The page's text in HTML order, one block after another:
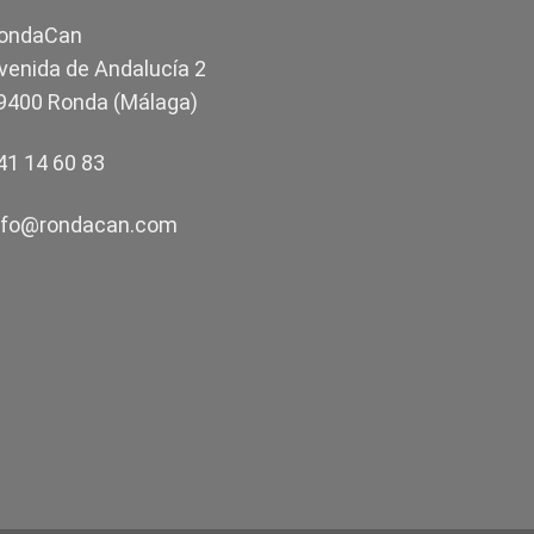
de Andalucía 2
Ronda (Málaga)
14 60 83